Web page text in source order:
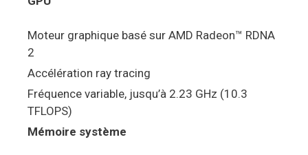
Moteur graphique basé sur AMD Radeon™ RDNA
2
Accélération ray tracing
Fréquence variable, jusqu’à 2.23 GHz (10.3
TFLOPS)
Mémoire système